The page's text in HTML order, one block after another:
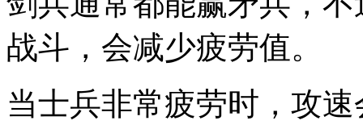
战斗，会减少疲劳值。
当士兵非常疲劳时，攻